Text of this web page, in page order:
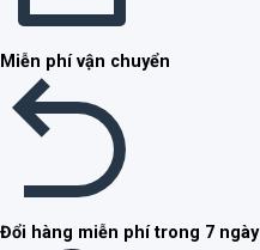
Miễn phí vận chuyển
Đổi hàng miễn phí trong 7 ngày